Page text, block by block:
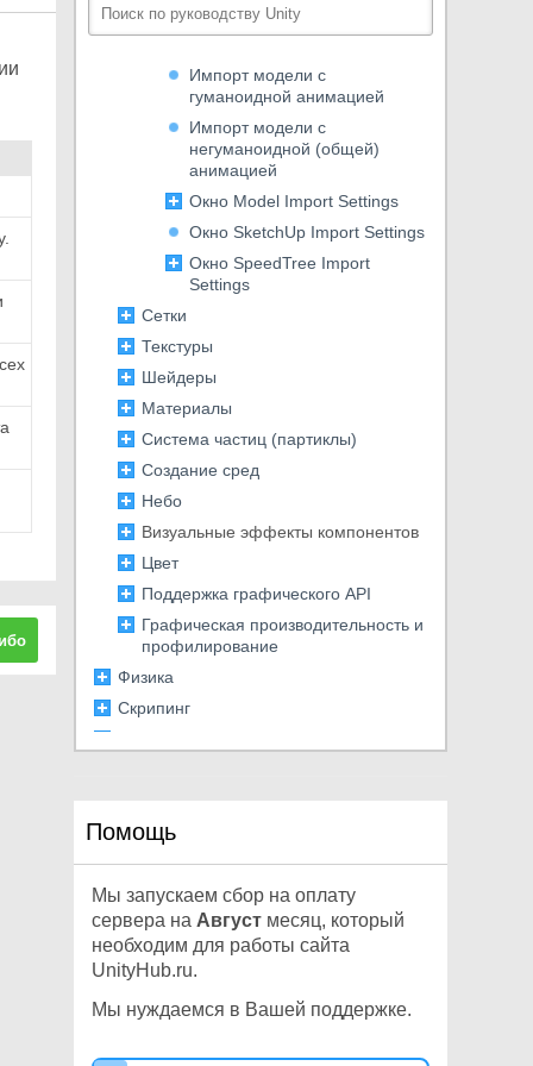
Импорт моделей в Unity
Импорт модели с
гуманоидной анимацией
Импорт модели с
негуманоидной (общей)
анимацией
Окно Model Import Settings
Окно SketchUp Import Settings
Окно SpeedTree Import
Settings
Сетки
Текстуры
Шейдеры
Материалы
Система частиц (партиклы)
Создание сред
Небо
Визуальные эффекты компонентов
Цвет
Поддержка графического API
Графическая производительность и
профилирование
Физика
Скрипинг
Анимация
Создание пользовательских
интерфейсов (UI)
Навигация и поиск пути
Сервисы Unity
XR
Репозитории с открытым исходным
Магазин ассетов Unity
Помощь
Мы запускаем сбор на оплату
сервера на Август месяц, который
необходим для работы сайта
UnityHub.ru.
Мы нуждаемся в Вашей поддержке.